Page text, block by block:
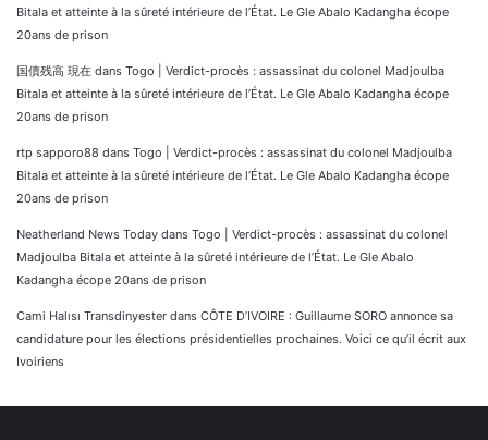
Bitala et atteinte à la sûreté intérieure de l’État. Le Gle Abalo Kadangha écope
20ans de prison
国債残高 現在 dans Togo | Verdict-procès : assassinat du colonel Madjoulba
Bitala et atteinte à la sûreté intérieure de l’État. Le Gle Abalo Kadangha écope
20ans de prison
rtp sapporo88 dans Togo | Verdict-procès : assassinat du colonel Madjoulba
Bitala et atteinte à la sûreté intérieure de l’État. Le Gle Abalo Kadangha écope
20ans de prison
Neatherland News Today dans Togo | Verdict-procès : assassinat du colonel
Madjoulba Bitala et atteinte à la sûreté intérieure de l’État. Le Gle Abalo
Kadangha écope 20ans de prison
Cami Halısı Transdinyester dans CÔTE D’IVOIRE : Guillaume SORO annonce sa
candidature pour les élections présidentielles prochaines. Voici ce qu’il écrit aux
Ivoiriens